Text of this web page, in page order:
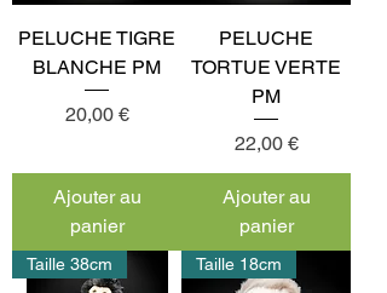
PELUCHE TIGRE
BLANCHE PM
Prix
20,00 €
Ajouter au
panier
PELUCHE
TORTUE VERTE
PM
Prix
22,00 €
Ajouter au
panier
Taille 38cm Taille 18cm